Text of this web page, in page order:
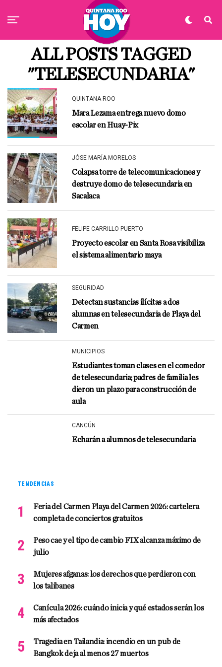
ALL POSTS TAGGED
"TELESECUNDARIA"
QUINTANA ROO
Mara Lezama entrega nuevo domo
escolar en Huay-Pix
JÓSE MARÍA MORELOS
Colapsa torre de telecomunicaciones y
destruye domo de telesecundaria en
Sacalaca
FELIPE CARRILLO PUERTO
Proyecto escolar en Santa Rosa visibiliza
el sistema alimentario maya
SEGURIDAD
Detectan sustancias ilícitas a dos
alumnas en telesecundaria de Playa del
Carmen
MUNICIPIOS
Estudiantes toman clases en el comedor
de telesecundaria; padres de familia les
dieron un plazo para construcción de
aula
CANCÚN
Echarán a alumnos de telesecundaria
TENDENCIAS
Feria del Carmen Playa del Carmen 2026: cartelera
completa de conciertos gratuitos
Peso cae y el tipo de cambio FIX alcanza máximo de
julio
Mujeres afganas: los derechos que perdieron con
los talibanes
Canícula 2026: cuándo inicia y qué estados serán los
más afectados
Tragedia en Tailandia: incendio en un pub de
Bangkok deja al menos 27 muertos